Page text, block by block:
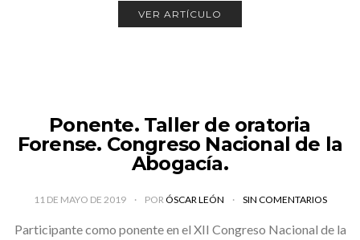
VER ARTÍCULO
Ponente. Taller de oratoria
Forense. Congreso Nacional de la
Abogacía.
11 DE MAYO DE 2019 PORÓSCAR LEÓN SIN COMENTARIOS
Participante como ponente en el XII Congreso Nacional de la